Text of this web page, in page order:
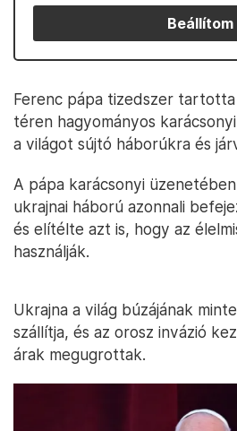
Beállítom
Ferenc pápa tizedszer
téren hagyományos
a világot sújtó háborúkra és
A pápa karácsonyi
ukrajnai háború azonnali
és elítélte azt is, hogy az
használják.
Ukrajna a világ búzájának
szállítja, és az orosz invázió
árak megugrottak.